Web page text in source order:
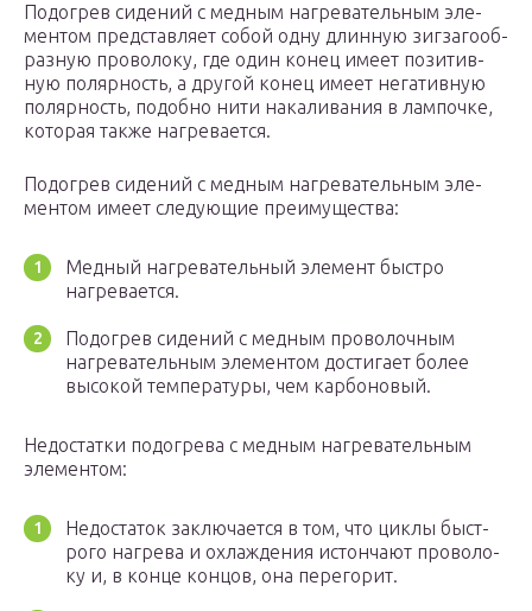
Подо­грев сиде­ний с мед­ным нагре­ва­тель­ным эле­
мен­том пред­став­ля­ет собой одну длин­ную зиг­за­го­об­
раз­ную про­во­ло­ку, где один конец име­ет пози­тив­
ную поляр­ность, а дру­гой конец име­ет нега­тив­ную
поляр­ность, подоб­но нити нака­ли­ва­ния в лам­поч­ке,
кото­рая так­же нагревается.
Подо­грев сиде­ний с мед­ным нагре­ва­тель­ным эле­
мен­том име­ет сле­ду­ю­щие преимущества:
Мед­ный нагре­ва­тель­ный эле­мент быст­ро
нагревается.
Подо­грев сиде­ний с мед­ным про­во­лоч­ным
нагре­ва­тель­ным эле­мен­том дости­га­ет более
высо­кой тем­пе­ра­ту­ры, чем карбоновый.
Недо­стат­ки подо­гре­ва с мед­ным нагре­ва­тель­ным
элементом:
Недо­ста­ток заклю­ча­ет­ся в том, что цик­лы быст­
ро­го нагре­ва и охла­жде­ния истон­ча­ют про­во­ло­
ку и, в кон­це кон­цов, она перегорит.